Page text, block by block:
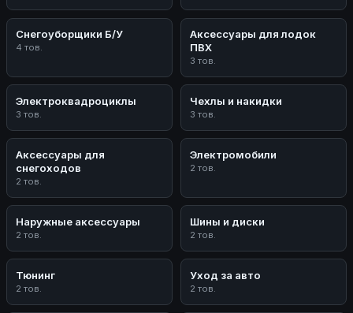
Снегоуборщики Б/У
4 тов.
Аксессуары для лодок
ПВХ
3 тов.
Электроквадроциклы
3 тов.
Чехлы и накидки
3 тов.
Аксессуары для
снегоходов
2 тов.
Электромобили
2 тов.
Наружные аксессуары
2 тов.
Шины и диски
2 тов.
Тюнинг
2 тов.
Уход за авто
2 тов.